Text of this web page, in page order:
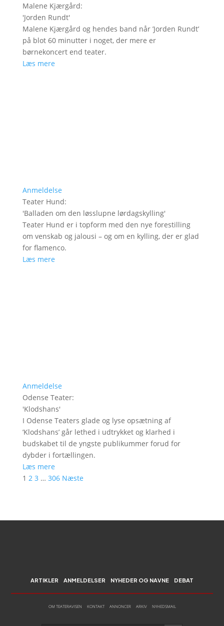
Malene Kjærgård:
'Jorden Rundt'
Malene Kjærgård og hendes band når ’Jorden Rundt’
på blot 60 minutter i noget, der mere er
børnekoncert end teater.
Læs mere
Anmeldelse
Teater Hund:
'Balladen om den løsslupne lørdagskylling'
Teater Hund er i topform med den nye forestilling
om venskab og jalousi – og om en kylling, der er glad
for flamenco.
Læs mere
Anmeldelse
Odense Teater:
'Klodshans'
I Odense Teaters glade og lyse opsætning af
’Klodshans’ går lethed i udtrykket og klarhed i
budskabet til de yngste publikummer forud for
dybder i fortællingen.
Læs mere
1 2 3 … 306 Næste
ARTIKLER ANMELDELSER NYHEDER OG NAVNE DEBAT
OM TEATERAVISEN KONTAKT ANNONCER ARKIV NYHEDSMAIL